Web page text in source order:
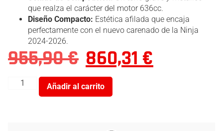
que realza el carácter del motor 636cc.
Diseño Compacto: Estética afilada que encaja
perfectamente con el nuevo carenado de la Ninja
2024-2026.
955,90€ 860,31€
Añadir al carrito